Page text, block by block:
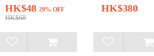
HK$48 29% OFF
HK$68
HK$380